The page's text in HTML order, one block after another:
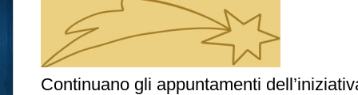
Continuano gli appuntamenti